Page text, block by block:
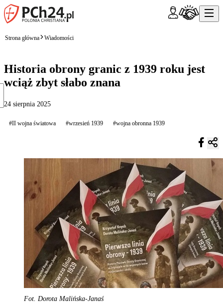
Strona główna Wiadomości
Historia obrony granic z 1939 roku jest
wciąż zbyt słabo znana
24 sierpnia 2025
#II wojna światowa #wrzesień 1939 #wojna obronna 1939
Fot. Dorota Malińska-Janaś